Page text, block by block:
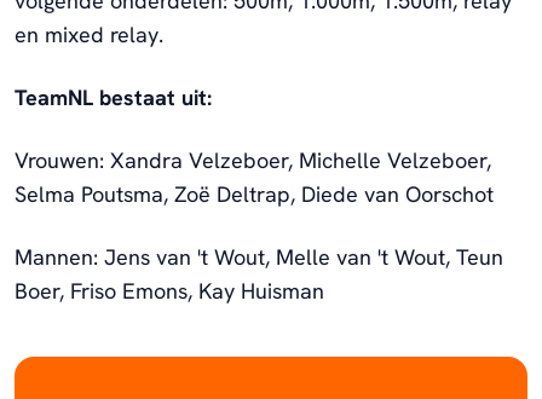
en mixed relay.
TeamNL bestaat uit:
Vrouwen: Xandra Velzeboer, Michelle Velzeboer,
Selma Poutsma, Zoë Deltrap, Diede van Oorschot
Mannen: Jens van 't Wout, Melle van 't Wout, Teun
Boer, Friso Emons, Kay Huisman